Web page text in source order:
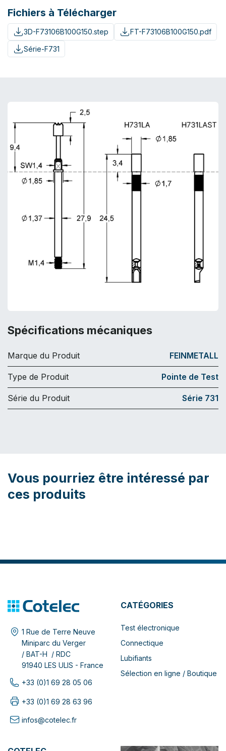
Fichiers à Télécharger
3D-F73106B100G150.step
FT-F73106B100G150.pdf
Série-F731
Spécifications mécaniques
Marque du Produit FEINMETALL
Type de Produit Pointe de Test
Série du Produit Série 731
Vous pourriez être intéressé par
ces produits
1 Rue de Terre Neuve
Miniparc du Verger
/ BAT-H / RDC
91940 LES ULIS - France
+33 (0)1 69 28 05 06
+33 (0)1 69 28 63 96
infos@cotelec.fr
CATÉGORIES
Test électronique
Connectique
Lubifiants
Sélection en ligne / Boutique